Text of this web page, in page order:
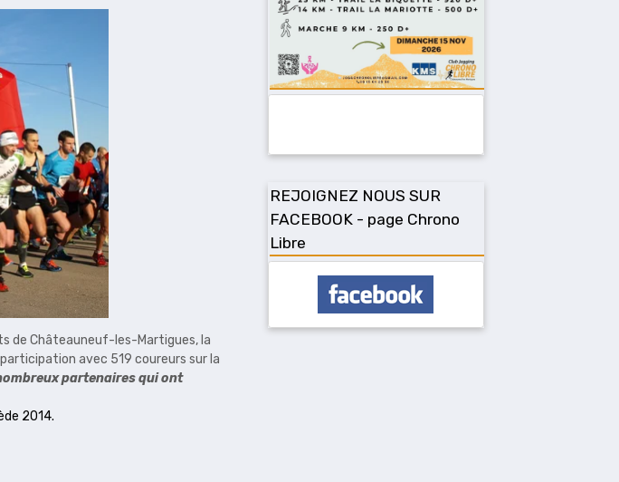
de Châteauneuf-les-Martigues, la
avec 519 coureurs sur la
partenaires qui ont
2014.
REJOIGNEZ NOUS SUR
FACEBOOK - page Chrono
Libre